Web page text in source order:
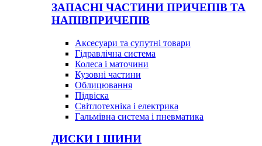
ЗАПАСНІ ЧАСТИНИ ПРИЧЕПІВ ТА
НАПІВПРИЧЕПІВ
Аксесуари та супутні товари
Гідравлічна система
Колеса і маточини
Кузовні частини
Облицювання
Підвіска
Світлотехніка і електрика
Гальмівна система і пневматика
ДИСКИ І ШИНИ